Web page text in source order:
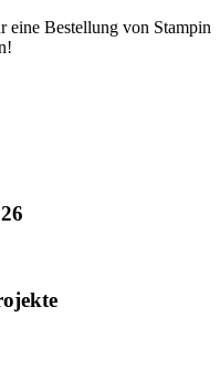
eine Bestellung von Stampin